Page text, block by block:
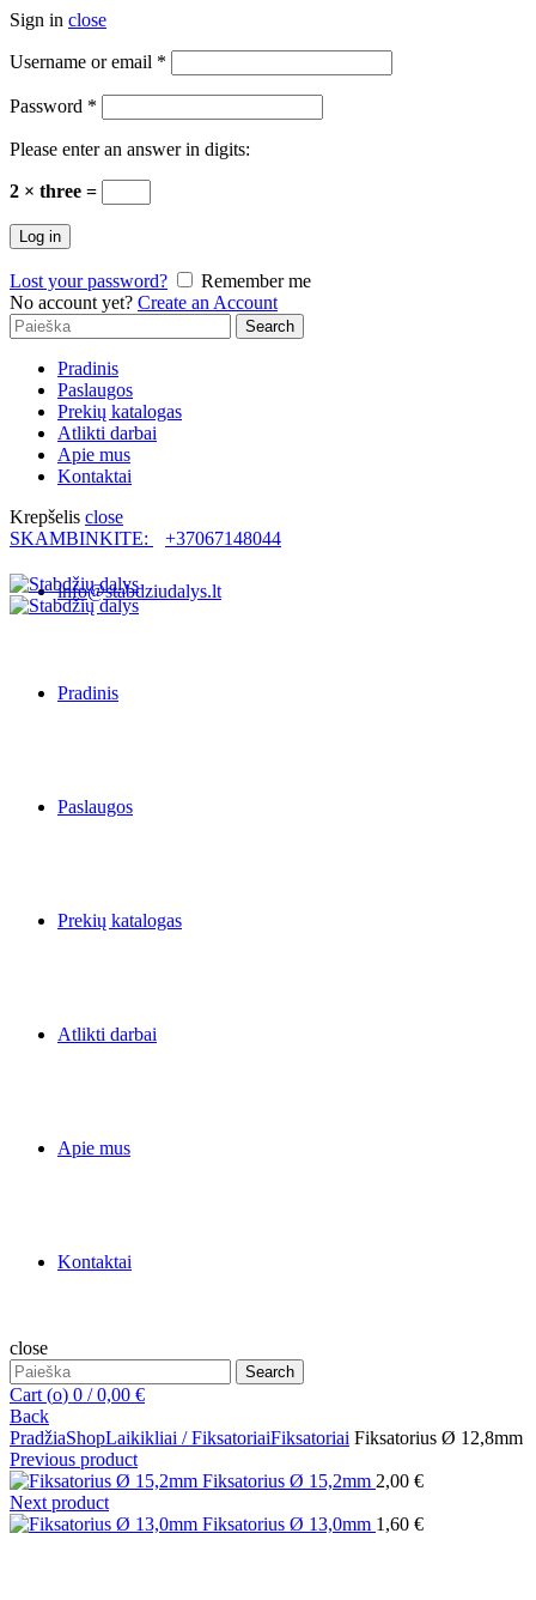
Sign in close
Username or email *
Password *
Please enter an answer in digits:
2 × three =
Log in
Lost your password?
Remember me
No account yet? Create an Account
Search
for:
Search
Pradinis
Paslaugos
Prekių katalogas
Atlikti darbai
Apie mus
Kontaktai
Krepšelis close
SKAMBINKITE:
+37067148044
info@stabdziudalys.lt
Pradinis
Paslaugos
Prekių katalogas
Atlikti darbai
Apie mus
Kontaktai
close
Search
for:
Search
Cart (o) 0 / 0,00 €
Back
PradžiaShopLaikikliai / FiksatoriaiFiksatoriai Fiksatorius Ø 12,8mm
Previous product
Fiksatorius Ø 15,2mm 2,00 €
Next product
Fiksatorius Ø 13,0mm 1,60 €